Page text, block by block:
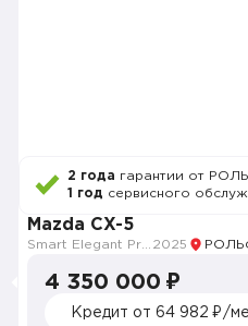
2 года гарантии от
1 год сервисного
Mazda CX-5
2025
4 350 000 ₽
Кредит от 64 982 ₽/